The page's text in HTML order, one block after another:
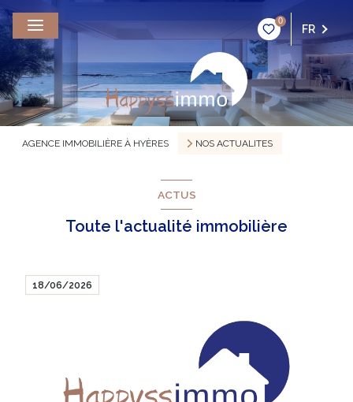
0
FR
AGENCE IMMOBILIÈRE À HYÈRES NOS ACTUALITES
ACTUS
Toute l'actualité immobilière
18/06/2026